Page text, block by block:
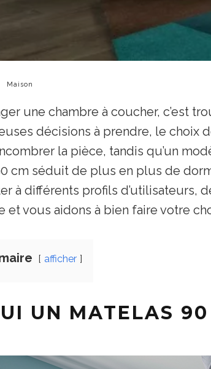
Maison
une chambre à coucher, c’est
décisions à prendre, le choix
la pièce, tandis qu’un
cm séduit de plus en plus de
à différents profils
et vous aidons à bien faire votre
afficher
UN MATELAS